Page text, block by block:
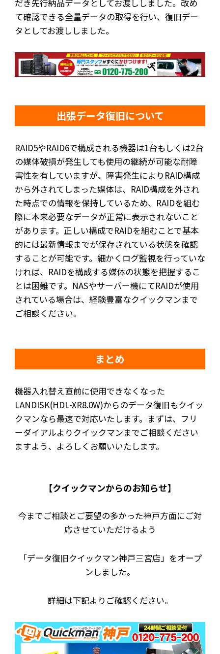
だき先行納品データとしてお渡ししました。改め
て確認できる全量データの取得を行い、復旧デー
タとしてお渡ししました。
出張データ復旧について
RAID5やRAID6で構成される機器は1台もしくは2台
の媒体破損が発生しても使用の継続が可能な耐障
害性を有していますが、障害発生によりRAID構成
から外されてしまった媒体は、RAID構成を外され
た時点での情報を保持しているため、RAIDを組む
際に本来必要なデータが正常に表示されないこと
があります。正しい構成でRAIDを組むことで基本
的には最新情報までが保存されている状態を確認
することが可能です。細かくログ監視を行っていな
ければ、RAIDを構成する媒体の状態を把握するこ
とは困難です。NASやサーバー機にてRAIDが使用
されている場合は、経験豊富なクイックマンまで
ご相談ください。
まとめ
機器入れ替え直前に使用できなくなった
LANDISK(HDL-XR8.0W)からのデータ復旧もクイッ
クマンなら最速で対応いたします。まずは、フリ
ーダイアルよりクイックマンまでご相談ください
ますよう、よろしくお願いいたします。
【クイックマンからのお知らせ】
今までご相談とご要望の多かった神戸方面にご対
応させていただけるよう
「データ復旧クイックマン神戸三宮店」をオープ
ンしました。
詳細は下記よりご確認ください。